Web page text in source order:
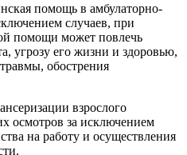
помощь в амбулаторно-
случаев, при
помощи может повлечь
угрозу его жизни и здоровью,
обострения
взрослого
осмотров за исключением
на работу и осуществления